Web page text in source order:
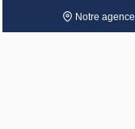
Notre agence